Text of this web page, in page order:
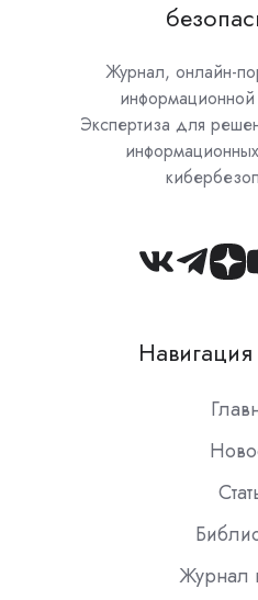
Журнал, онлайн-
информационной
Экспертиза для
Журнал